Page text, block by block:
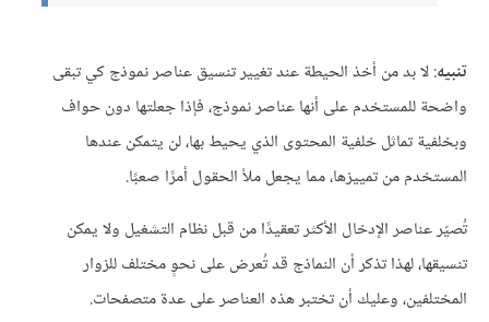
تنبيه: لا بد من أخذ الحيطة عند تغيير تنسيق عناصر نموذج كي تبقى
واضحة للمستخدم على أنها عناصر نموذج، فإذا جعلتها دون حواف
وبخلفية تماثل خلفية المحتوى الذي يحيط بها، لن يتمكن عندها
المستخدم من تمييزها، مما يجعل ملأ الحقول أمرًا صعبًا.
تُصيّر عناصر الإدخال الأكثر تعقيدًا من قبل نظام التشغيل ولا يمكن
تنسيقها، لهذا تذكر أن النماذج قد تُعرض على نحوٍ مختلف للزوار
المختلفين، وعليك أن تختبر هذه العناصر على عدة متصفحات.